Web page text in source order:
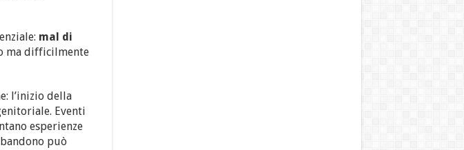
mal di
ma difficilmente
l’inizio della
Eventi
esperienze
può